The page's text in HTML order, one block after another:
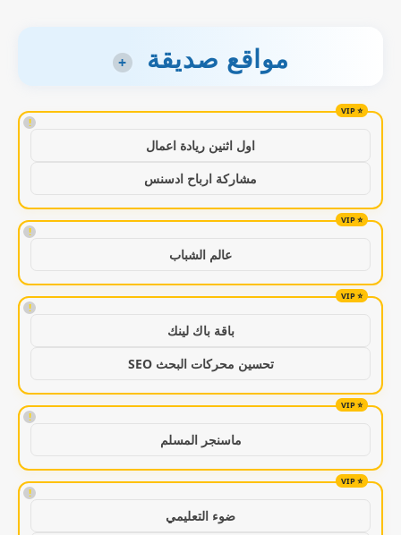
مواقع صديقة +
!
اول اثنين ريادة اعمال
مشاركة ارباح ادسنس
!
عالم الشباب
!
باقة باك لينك
تحسين محركات البحث SEO
!
ماسنجر المسلم
!
ضوء التعليمي